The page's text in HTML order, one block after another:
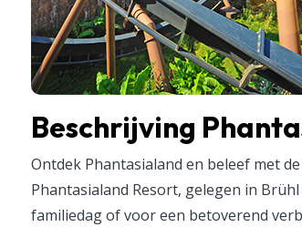
Beschrijving
Ontdek Phantasialand en beleef met
Phantasialand Resort, gelegen in
familiedag of voor een betoverend